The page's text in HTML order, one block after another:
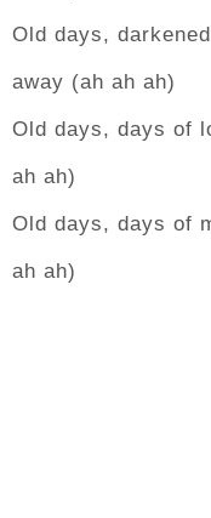
Old days,
away (ah ah ah)
Old days, days of
ah ah)
Old days, days of
ah ah)